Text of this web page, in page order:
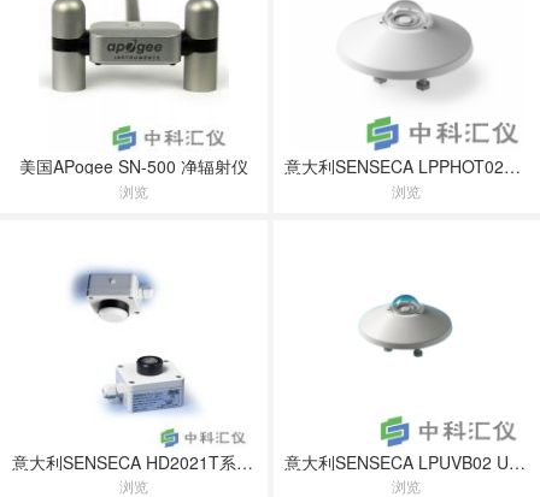
美国APogee SN-500 净辐射仪
浏览
意大利SENSECA LPPHOT02照度lux辐射传感器
浏览
意大利SENSECA HD2021T系列经济型辐射照度变送器
浏览
意大利SENSECA LPUVB02 UVB紫外辐射传感器
浏览